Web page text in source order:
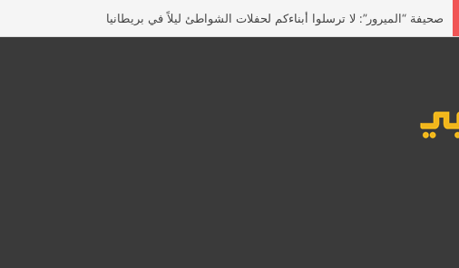
صحيفة “الميرور”: لا ترسلوا أبناءكم لحفلات الشواطئ ليلاً في بريطانيا